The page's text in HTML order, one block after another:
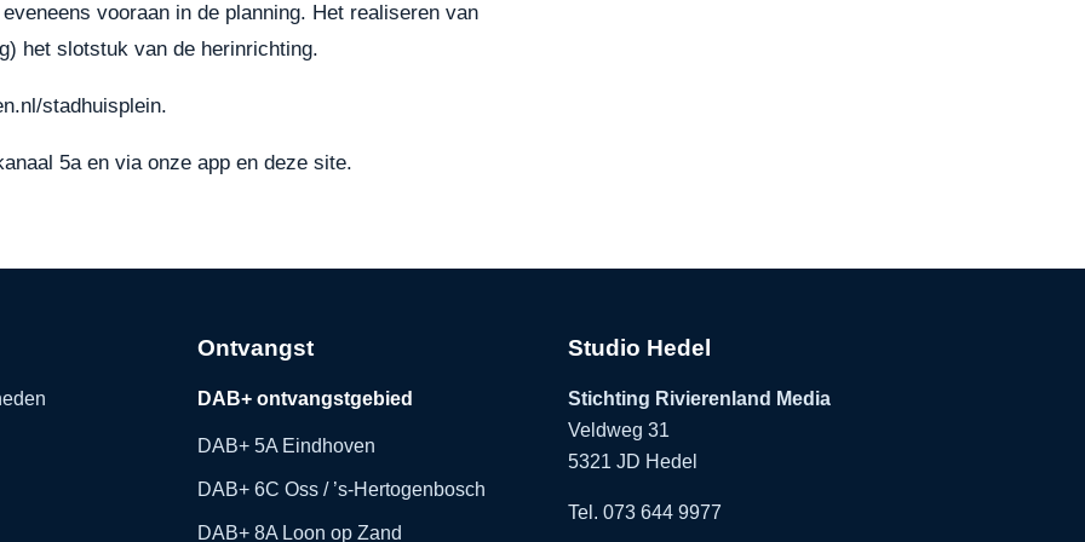
vooraan in de planning. Het realiseren van
het slotstuk van de herinrichting.
stadhuisplein.
5a en via onze app en deze site.
Ontvangst
DAB+ ontvangstgebied
DAB+ 5A Eindhoven
DAB+ 6C Oss / ’s-Hertogenbosch
DAB+ 8A Loon op Zand
Studio Hedel
Stichting Rivierenland Media
Veldweg 31
5321 JD Hedel
Tel. 073 644 9977